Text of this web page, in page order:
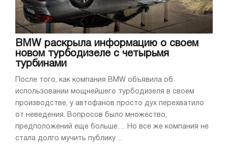
BMW раскрыла информацию о своем
новом турбодизеле с четырьмя
турбинами
После того, как компания BMW объявила об
использовании мощнейшего турбодизеля в своем
производстве, у автофанов просто дух перехватило
от неведения. Вопросов было множество,
предположений еще больше… Но все же компания не
стала долго мучить публику ...